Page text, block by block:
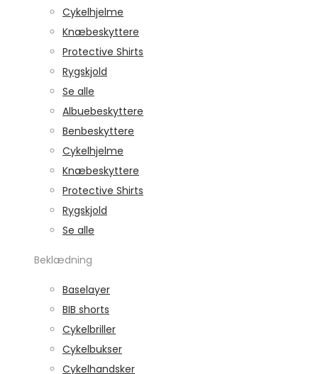
Cykelhjelme
Knæbeskyttere
Protective Shirts
Rygskjold
Se alle
Albuebeskyttere
Benbeskyttere
Cykelhjelme
Knæbeskyttere
Protective Shirts
Rygskjold
Se alle
Beklædning
Baselayer
BIB shorts
Cykelbriller
Cykelbukser
Cykelhandsker